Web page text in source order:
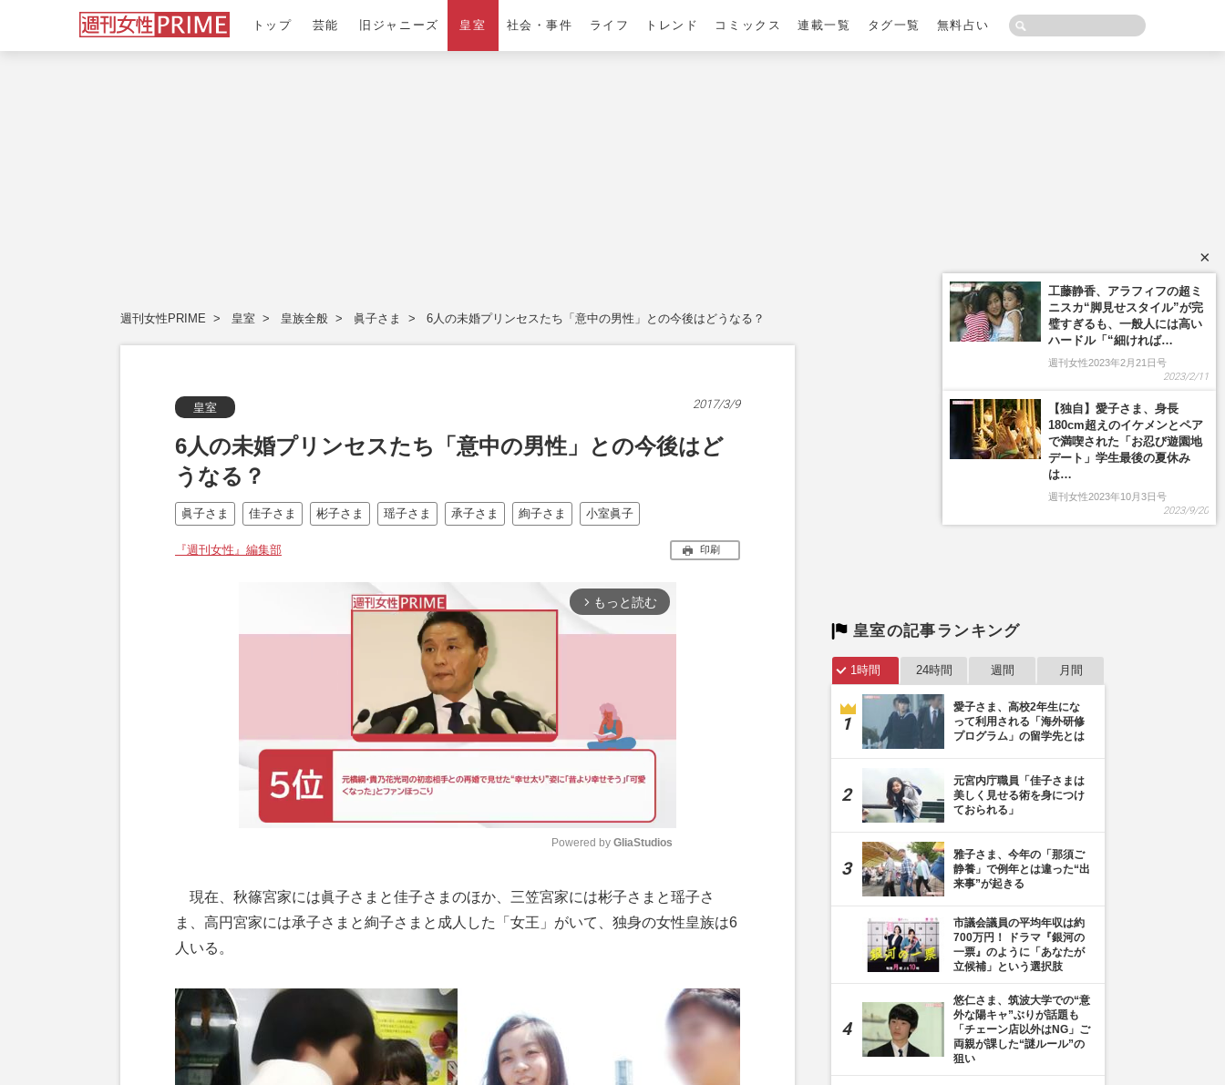
トップ 芸能 旧ジャニーズ 皇室 社会・事件 ライフ トレンド コミックス 連載一覧 タグ一覧 無料占い
週刊女性PRIME 皇室 皇族全般 眞子さま 6人の未婚プリンセスたち「意中の男性」との今後はどうなる？
皇室 2017/3/9
6人の未婚プリンセスたち「意中の男性」との今後はど
うなる？
眞子さま 佳子さま 彬子さま 瑶子さま 承子さま 絢子さま 小室眞子
『週刊女性』編集部 印刷
arrow_forward_ios もっと読む
M
Powered by GliaStudios
現在、秋篠宮家には眞子さまと佳子さまのほか、三笠宮家には彬子さまと瑶子さ
ま、高円宮家には承子さまと絢子さまと成人した「女王」がいて、独身の女性皇族は6
人いる。
皇室の記事ランキング
1時間 24時間 週間 月間
愛子さま、高校2年生にな
って利用される「海外研修
プログラム」の留学先とは
元宮内庁職員「佳子さまは
美しく見せる術を身につけ
ておられる」
雅子さま、今年の「那須ご
静養」で例年とは違った“出
来事”が起きる
市議会議員の平均年収は約
700万円！ ドラマ『銀河の
一票』のように「あなたが
立候補」という選択肢
悠仁さま、筑波大学での“意
外な陽キャ”ぶりが話題も
「チェーン店以外はNG」ご
両親が課した“謎ルール”の
狙い
×